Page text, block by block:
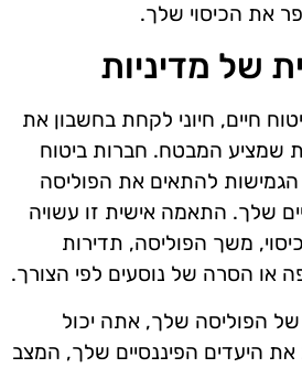
את הכיסוי שלך.
של מדיניות
חיים, חיוני לקחת בחשבון את
שמציע המבטח. חברות ביטוח
להתאים את הפוליסה
שלך. התאמה אישית זו עשויה
משך הפוליסה, תדירות
או הסרה של נוסעים לפי הצורך.
הפוליסה שלך, אתה יכול
היעדים הפיננסיים שלך, המצב